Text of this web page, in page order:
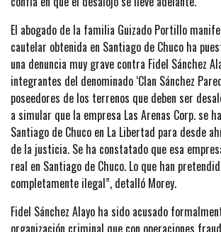
El abogado de la familia Guizado Portillo
cautelar obtenida en Santiago de Chuco ha
una denuncia muy grave contra Fidel Sánchez
integrantes del denominado ‘Clan Sánchez
poseedores de los terrenos que deben ser
a simular que la empresa Las Arenas Corp. se
Santiago de Chuco en La Libertad para desde
de la justicia. Se ha constatado que esa
real en Santiago de Chuco. Lo que han
completamente ilegal”, detalló Morey.
Fidel Sánchez Alayo ha sido acusado
organización criminal que con operaciones